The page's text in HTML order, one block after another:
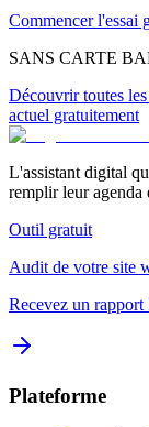
Commencer l'essai
SANS CARTE
Découvrir toutes
actuel gratuitement
L'assistant digital
remplir leur agenda
Outil gratuit
Audit de votre site
Recevez un rapport
Plateforme